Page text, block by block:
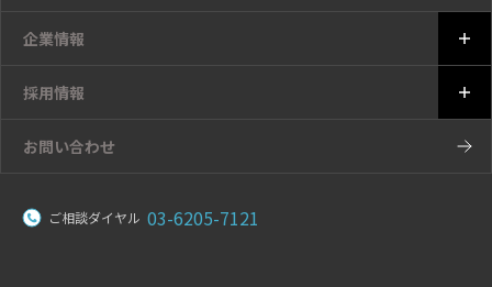
企業情報
採用情報
お問い合わせ
ご相談ダイヤル 03-6205-7121